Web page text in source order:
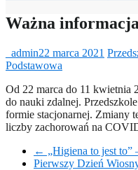
Ważna
_admin22 marca 2021
Podstawowa
Od 22 marca do 11 kwietnia
do nauki zdalnej.
formie stacjonarnej. Zmiany
liczby zachorowań na
← „Higiena to jest to”
Pierwszy Dzień